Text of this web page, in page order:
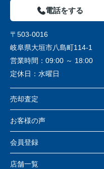
電話をする
〒503-0016
岐阜県大垣市八島町114-1
営業時間： 09:00 ～ 18:00
定休日： 水曜日
売却査定
お客様の声
会員登録
店舗一覧